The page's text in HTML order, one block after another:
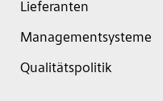
Lieferanten
Managementsysteme
Qualitätspolitik